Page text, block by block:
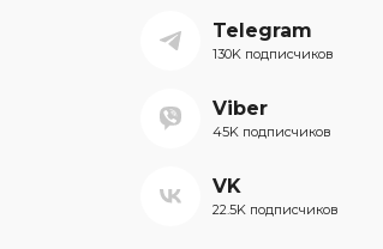
Telegram
130K подписчиков
Viber
45K подписчиков
VK
22.5K подписчиков